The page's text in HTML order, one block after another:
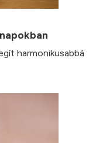
harmonikusabbá